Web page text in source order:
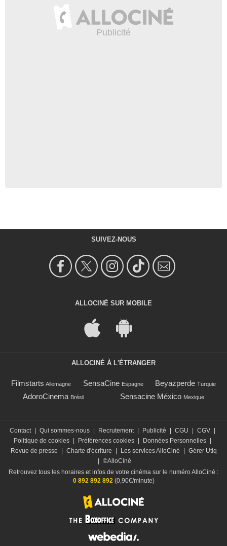
SUIVEZ-NOUS
ALLOCINÉ SUR MOBILE
ALLOCINÉ À L'ÉTRANGER
Filmstarts Allemagne SensaCine Espagne Beyazperde Turquie
AdoroCinema Brésil Sensacine México Mexique
Contact Qui sommes-nous Recrutement Publicité CGU CGV
Politique de cookies
Préférences cookies Données Personnelles
Revue de presse
Charte d'écriture Les services AlloCiné
Gérer Utiq
©AlloCiné
Retrouvez tous les horaires et infos de votre cinéma sur le numéro AlloCiné :
0 892 892 892(0,90€/minute)